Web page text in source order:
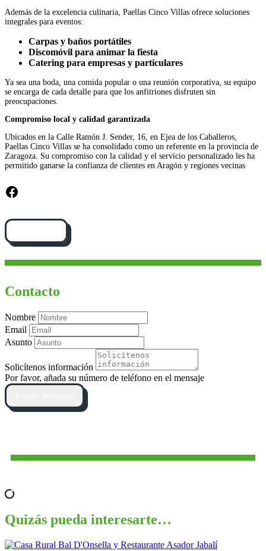
Además de la excelencia culinaria, Paellas Cinco Villas ofrece soluciones
integrales para eventos:
Carpas y baños portátiles
Discomóvil para animar la fiesta
Catering para empresas y particulares
Ya sea una boda, una comida popular o una reunión corporativa, su equipo
se encarga de cada detalle para que los anfitriones disfruten sin
preocupaciones.
Compromiso local y calidad garantizada
Ubicados en la Calle Ramón J. Sender, 16, en Ejea de los Caballeros,
Paellas Cinco Villas se ha consolidado como un referente en la provincia de
Zaragoza. Su compromiso con la calidad y el servicio personalizado les ha
permitido ganarse la confianza de clientes en Aragón y regiones vecinas
Facebook
Contacto
Nombre
Email
Asunto
Solicítenos información
Por favor, añada su número de teléfono en el mensaje
Quizás pueda interesarte…